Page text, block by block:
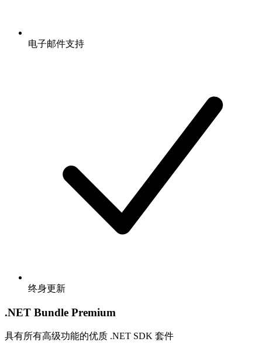
电子邮件支持
终身更新
.NET Bundle Premium
具有所有高级功能的优质 .NET SDK 套件